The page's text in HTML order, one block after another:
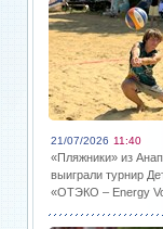
21/07/2026 11:40
«Пляжники» из
выиграли турнир
«ОТЭКО – Energy